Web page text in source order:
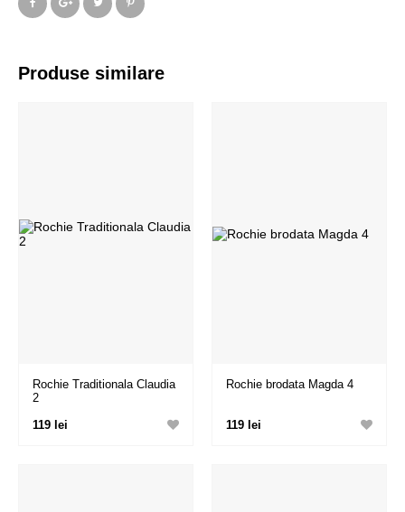
Produse similare
Rochie Traditionala Claudia
2
119 lei
Rochie brodata Magda 4
119 lei